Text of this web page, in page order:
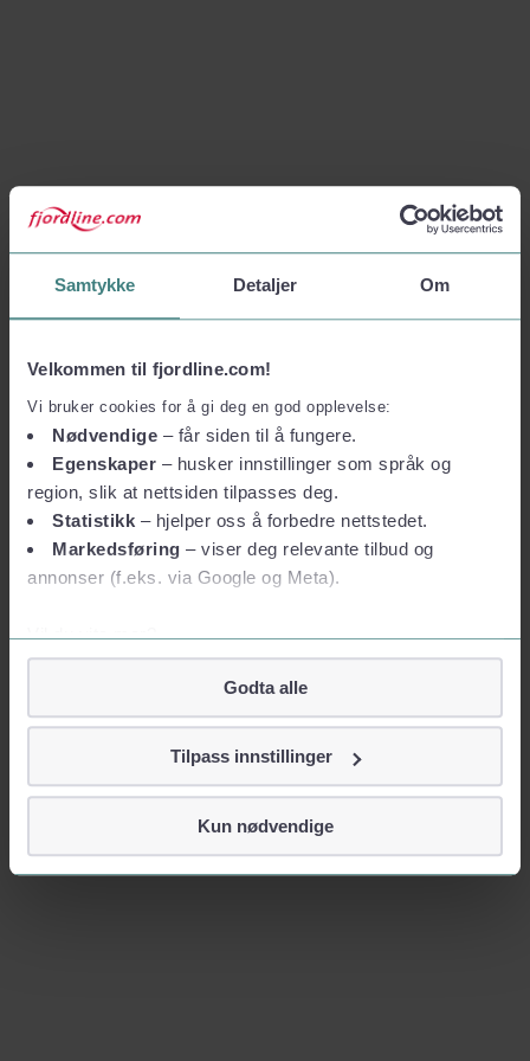
Samtykke Detaljer Om
Velkommen til fjordline.com!
Vi bruker cookies for å gi deg en god opplevelse:
Nødvendige – får siden til å fungere.
Egenskaper – husker innstillinger som språk og
region, slik at nettsiden tilpasses deg.
Statistikk – hjelper oss å forbedre nettstedet.
Markedsføring – viser deg relevante tilbud og
annonser (f.eks. via Google og Meta).
Vil du vite mer?
Om informasjonskapsler
Googles retningslinjer for personvern
Vi tar ditt personvern på alvor
identifiserer deg, som navn eller telefonnummer.
Godta alle
Tilpass innstillinger
Kun nødvendige